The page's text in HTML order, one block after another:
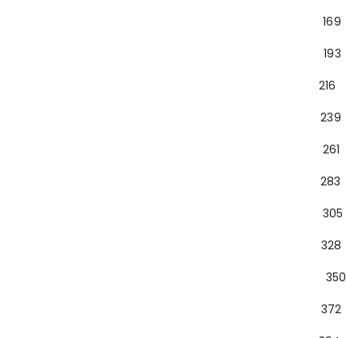
169
193
216
239
261
283
305
328
350
372